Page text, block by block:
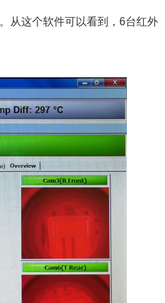
。从这个软件可以看到，6台红外